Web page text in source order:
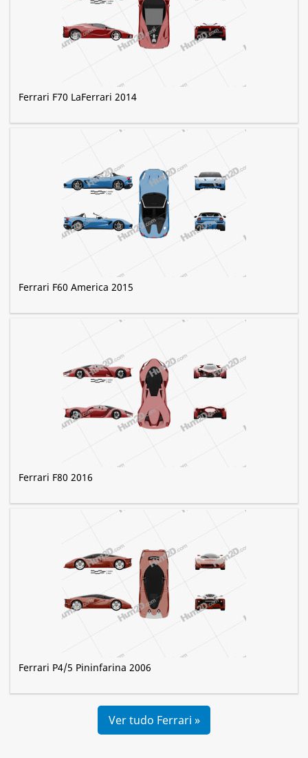
Ferrari F70 LaFerrari 2014
Ferrari F60 America 2015
Ferrari F80 2016
Ferrari P4/5 Pininfarina 2006
Ver tudo Ferrari »